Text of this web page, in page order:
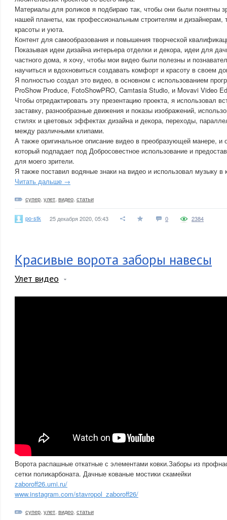
Материалы для роликов я подбираю так, чтобы они были понятны
нашей планеты, как профессиональным строителям и дизайнерам,
красоты и уюта.
Контент для самообразования и повышения творческой
Показывая идеи дизайна интерьера отделки и декора, идеи для
частного дома, я хочу, чтобы мои видео были полезны и
научиться и вдохновиться создавать комфорт и красоту в своем
Я полностью создал это видео, в основном с использованием
ProShow Produce, FotoShowPRO, Camtasia Studio, и Movavi Video
Чтобы отредактировать эту презентацию проекта, я использовал
заставку, разнообразные движения и показы изображений,
стилях и цветовых эффектах дизайна и декора, переходы,
между различными клипами.
А также оригинальное описание видео в преобразующей манере, и
который подпадает под Добросовестное использование и
для моего зрители.
Я также поставил водяные знаки на видео и использовал музыку в
Читать дальше →
супер улет видео статьи
po-stk 25 декабря 2020, 05:43 0 2384
Красивые ворота заборы навесы
Улет видео
Ворота распашные откатные с элементами ковки.Заборы из
сетки поликарбоната. Дачные кованые мостики скамейки
zaboroff26.umi.ru/
www.instagram.com/stavropol_zaboroff26/
супер улет видео статьи